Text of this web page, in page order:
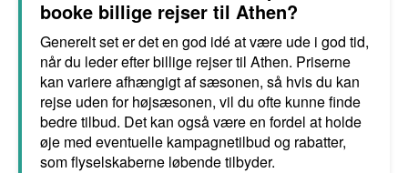
booke billige rejser til Athen?
Generelt set er det en god idé at være ude i god tid,
når du leder efter billige rejser til Athen. Priserne
kan variere afhængigt af sæsonen, så hvis du kan
rejse uden for højsæsonen, vil du ofte kunne finde
bedre tilbud. Det kan også være en fordel at holde
øje med eventuelle kampagnetilbud og rabatter,
som flyselskaberne løbende tilbyder.